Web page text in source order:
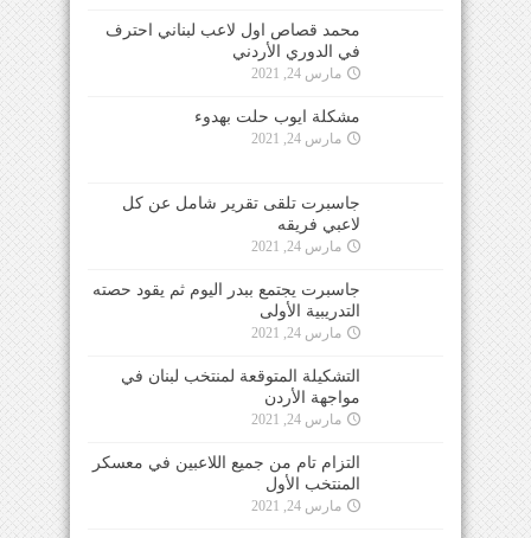
محمد قصاص اول لاعب لبناني احترف في الدوري
مشكلة ايوب حلت بهدوء
مارس 24, 2021
جاسبرت تلقى تقرير شامل عن كل
لاعبي فريقه
مارس 24, 2021
جاسبرت يجتمع ببدر اليوم ثم يقود حصته
التدريبية الأولى
مارس 24, 2021
التشكيلة المتوقعة لمنتخب لبنان في مواجهة الأردن
التزام تام من جميع اللاعبين في معسكر
مارس 24, 2021